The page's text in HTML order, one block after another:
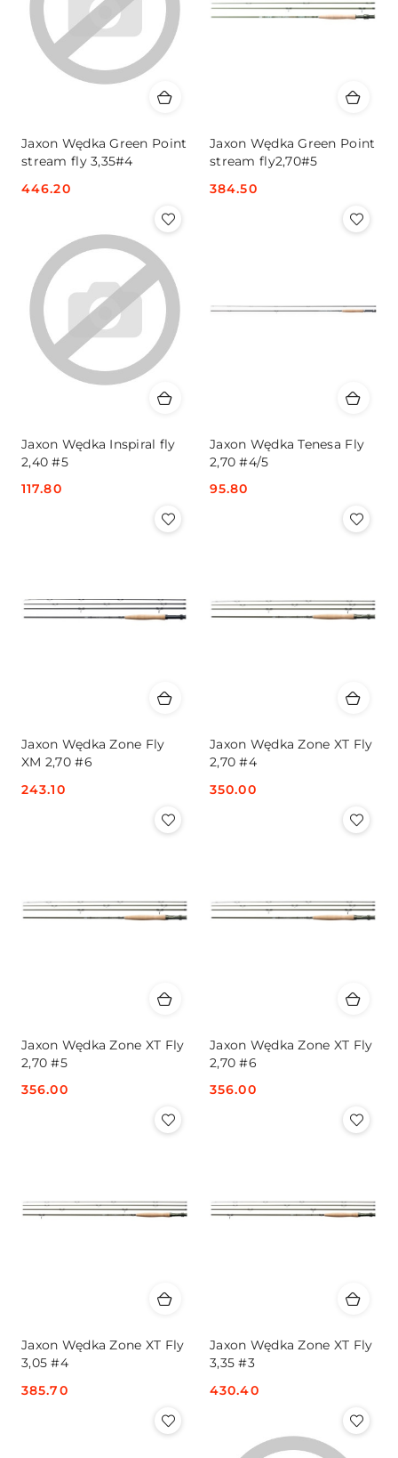
Jaxon Wędka Green Point
stream fly 3,35#4
Cena:
446.20
Jaxon Wędka Green Point
stream fly2,70#5
Cena:
384.50
Jaxon Wędka Inspiral fly
2,40 #5
Cena:
117.80
Jaxon Wędka Tenesa Fly
2,70 #4/5
Cena:
95.80
Jaxon Wędka Zone Fly
XM 2,70 #6
Cena:
243.10
Jaxon Wędka Zone XT Fly
2,70 #4
Cena:
350.00
Jaxon Wędka Zone XT Fly
2,70 #5
Cena:
356.00
Jaxon Wędka Zone XT Fly
2,70 #6
Cena:
356.00
Jaxon Wędka Zone XT Fly
3,05 #4
Cena:
385.70
Jaxon Wędka Zone XT Fly
3,35 #3
Cena:
430.40